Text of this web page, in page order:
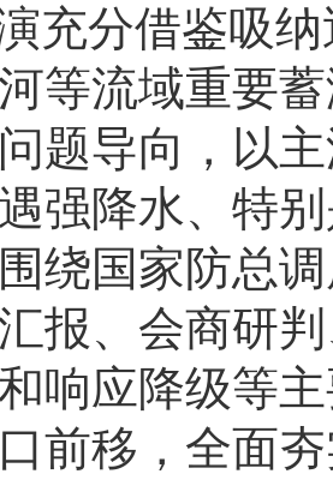
充分借鉴吸
等流域重要
题导向，以
强降水、特
绕国家防总
报、会商研
响应降级等
前移，全面